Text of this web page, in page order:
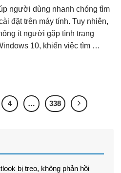
người dùng nhanh chóng tìm
đặt trên máy tính. Tuy nhiên,
ít người gặp tình trạng
10, khiến việc tìm …
4 … 338
bị treo, không phản hồi